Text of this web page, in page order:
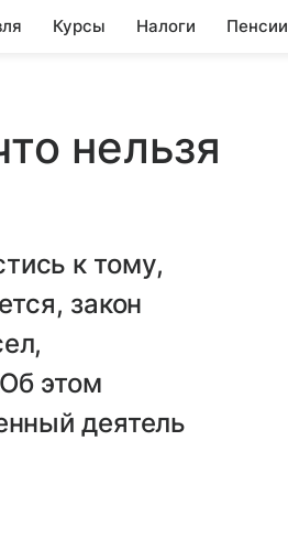
Курсы Налоги Пенсии
нельзя
к тому,
закон
этом
деятель